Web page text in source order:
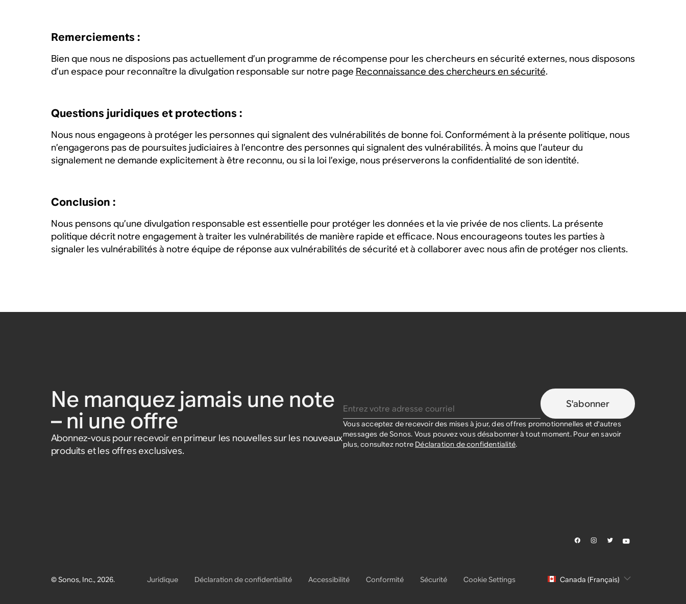
Remerciements :
Bien que nous ne disposions pas actuellement d’un programme de récompense pour les chercheurs en sécurité externes, nous disposons
d’un espace pour reconnaître la divulgation responsable sur notre page Reconnaissance des chercheurs en sécurité.
Questions juridiques et protections :
Nous nous engageons à protéger les personnes qui signalent des vulnérabilités de bonne foi. Conformément à la présente politique, nous
n’engagerons pas de poursuites judiciaires à l’encontre des personnes qui signalent des vulnérabilités. À moins que l’auteur du
signalement ne demande explicitement à être reconnu, ou si la loi l’exige, nous préserverons la confidentialité de son identité.
Conclusion :
Nous pensons qu’une divulgation responsable est essentielle pour protéger les données et la vie privée de nos clients. La présente
politique décrit notre engagement à traiter les vulnérabilités de manière rapide et efficace. Nous encourageons toutes les parties à
signaler les vulnérabilités à notre équipe de réponse aux vulnérabilités de sécurité et à collaborer avec nous afin de protéger nos clients.
Ne manquez jamais une note
– ni une offre
Abonnez-vous pour recevoir en primeur les nouvelles sur les nouveaux
produits et les offres exclusives.
S'abonner
Vous acceptez de recevoir des mises à jour, des offres promotionnelles et d'autres
messages de Sonos. Vous pouvez vous désabonner à tout moment. Pour en savoir
plus, consultez notre Déclaration de confidentialité.
© Sonos, Inc., 2026. Juridique Déclaration de confidentialité Accessibilité Conformité Sécurité Cookie Settings Canada (Français)